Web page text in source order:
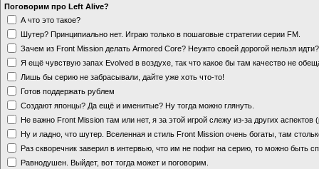
Поговорим про Left Alive?
А что это такое?
Шутер? Принципиально нет. Играю только в пошаговые стратегии серии FM.
Зачем из Front Mission делать Armored Core? Неужто своей дорогой нельзя
Я ещё чувствую запах Evolved в воздухе, так что какое бы там качество не
Лишь бы серию не забрасывали, дайте уже хоть что-то!
Готов поддержать рублем
Создают японцы? Да ещё и именитые? Ну тогда можно глянуть.
Не важно Front Mission там или нет, я за этой игрой слежу из-за других аспектов
Ну и ладно, что шутер. Вселенная и стиль Front Mission очень богаты, там
Раз скворечник заверил в интервью, что им не пофиг на серию, то можно быть
Равнодушен. Выйдет, вот тогда может и поговорим.